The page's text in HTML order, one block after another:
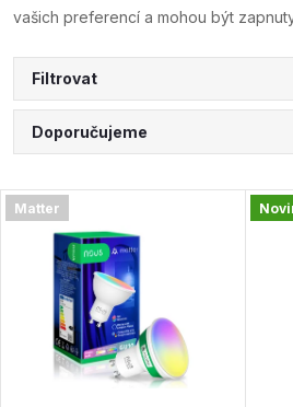
vašich preferencí a mohou být
Filtrovat
Ř
a
Doporučujeme
Nejdražší
Nejprodávanější
Abecedně
V
Matter